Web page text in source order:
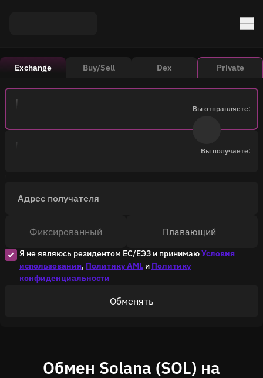
Exchange Buy/Sell Dex Private
Вы отправляете:
Вы получаете:
Адрес получателя
Я не являюсь резидентом ЕС/ЕЭЗ и принимаюУсловия
использования, Политику AML и Политику
конфиденциальности
Фиксированный Плавающий
Обменять
Обмен Solana (SOL) на